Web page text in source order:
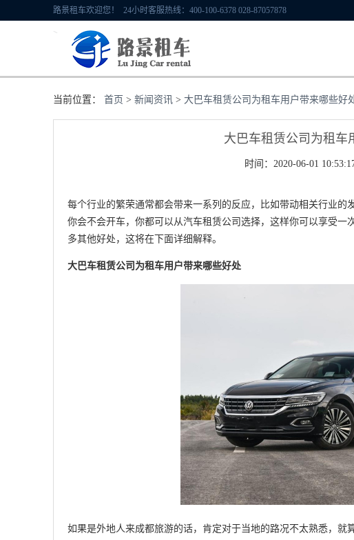
路景租车欢迎您！ 24小时客服热线：400-100-6378 028-87057878
当前位置： 首页 > 新闻资讯 > 大巴车租赁公司为租车用户带来哪些好
大巴车租赁公司为租车
时间：2020-06-01
每个行业的繁荣通常都会带来一系列的反应，比如带动相关行业
你会不会开车，你都可以从汽车租赁公司选择，这样你可以享受
多其他好处，这将在下面详细解释。
大巴车租赁公司为租车用户带来哪些好处
如果是外地人来成都旅游的话，肯定对于当地的路况不太熟悉，